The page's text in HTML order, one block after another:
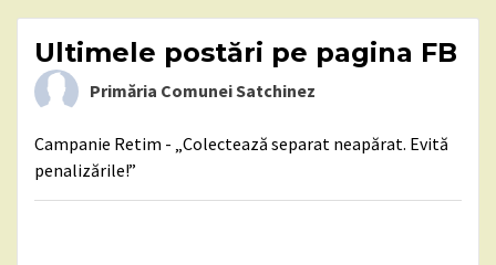
Ultimele postări pe pagina FB
Primăria Comunei Satchinez
Campanie Retim - „Colectează separat neapărat. Evită
penalizările!”